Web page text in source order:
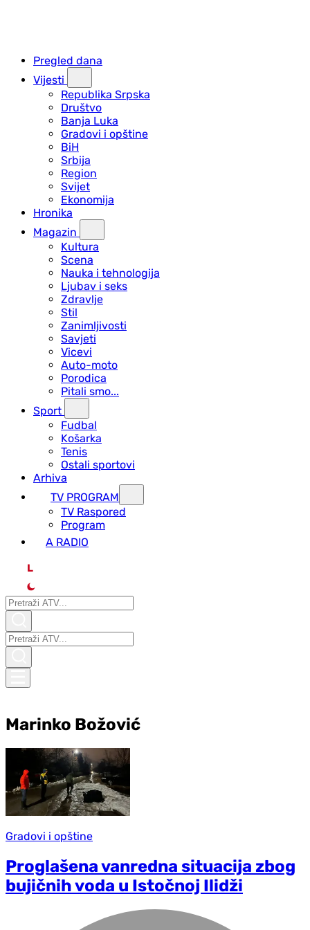
Pregled dana
Vijesti
Republika Srpska
Društvo
Banja Luka
Gradovi i opštine
BiH
Srbija
Region
Svijet
Ekonomija
Hronika
Magazin
Kultura
Scena
Nauka i tehnologija
Ljubav i seks
Zdravlje
Stil
Zanimljivosti
Savjeti
Vicevi
Auto-moto
Porodica
Pitali smo...
Sport
Fudbal
Košarka
Tenis
Ostali sportovi
Arhiva
TV PROGRAM
ТV Raspored
Program
A RADIO
L
Marinko Božović
Gradovi i opštine
Proglašena vanredna situacija zbog
bujičnih voda u Istočnoj Ilidži